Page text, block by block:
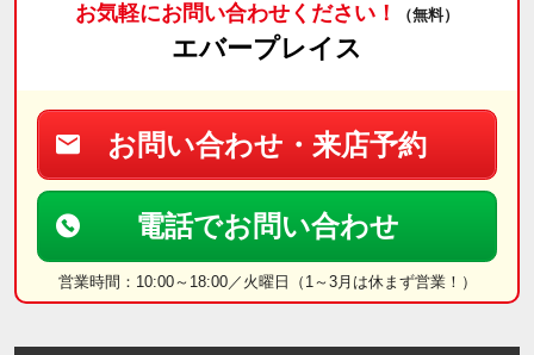
お気軽にお問い合わせください！ （無料）
エバープレイス
お問い合わせ・来店予約
電話でお問い合わせ
営業時間：10:00～18:00／火曜日（1～3月は休まず営業！）